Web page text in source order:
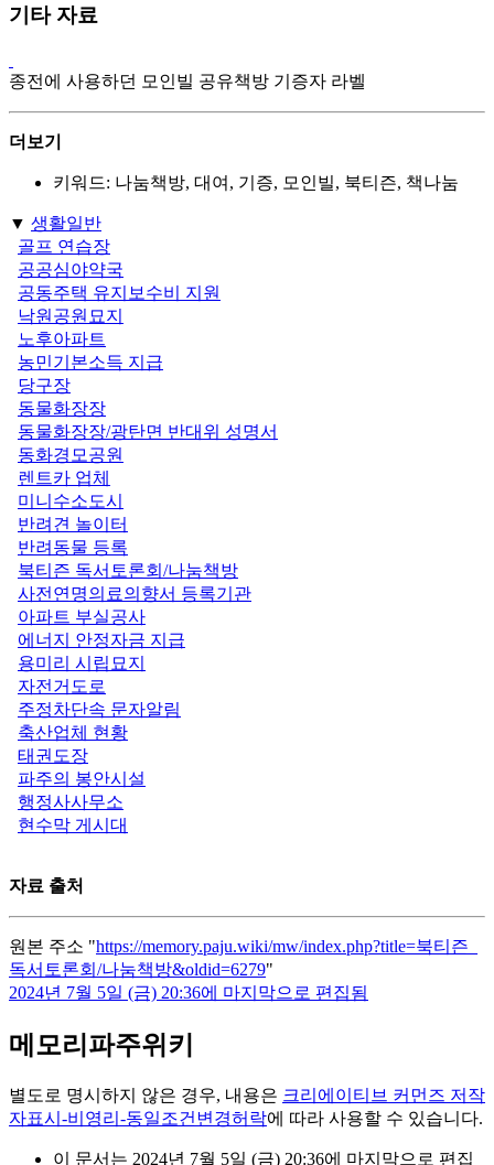
기타 자료
종전에 사용하던 모인빌 공유책방 기증자 라벨
더보기
키워드: 나눔책방, 대여, 기증, 모인빌, 북티즌, 책나눔
▼ 생활일반
골프 연습장
공공심야약국
공동주택 유지보수비 지원
낙원공원묘지
노후아파트
농민기본소득 지급
당구장
동물화장장
동물화장장/광탄면 반대위 성명서
동화경모공원
렌트카 업체
미니수소도시
반려견 놀이터
반려동물 등록
북티즌 독서토론회/나눔책방
사전연명의료의향서 등록기관
아파트 부실공사
에너지 안정자금 지급
용미리 시립묘지
자전거도로
주정차단속 문자알림
축산업체 현황
태권도장
파주의 봉안시설
행정사사무소
현수막 게시대
자료 출처
원본 주소 "https://memory.paju.wiki/mw/index.php?title=북티즌_
독서토론회/나눔책방&oldid=6279"
2024년 7월 5일 (금) 20:36에 마지막으로 편집됨
메모리파주위키
별도로 명시하지 않은 경우, 내용은 크리에이티브 커먼즈 저작
자표시-비영리-동일조건변경허락에 따라 사용할 수 있습니다.
이 문서는 2024년 7월 5일 (금) 20:36에 마지막으로 편집